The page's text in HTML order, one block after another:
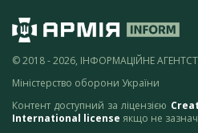
© 2018 - 2026, ІНФОРМАЦІЙНЕ
Міністерство оборони України
Контент доступний за ліцензією
International license якщо не